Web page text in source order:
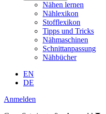
Nähen lernen
Nählexikon
Stofflexikon
Tipps und Tricks
Nähmaschinen
Schnittanpassung
Nähbücher
EN
DE
Anmelden